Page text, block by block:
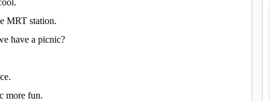
MRT station.
have a picnic?
more fun.